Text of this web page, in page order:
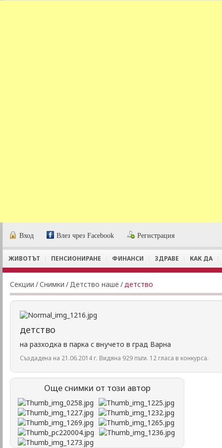
Вход Влез чрез Facebook Регистрация
ЖИВОТЪТ ПЕНСИОНИРАНЕ ФИНАНСИ ЗДРАВЕ КАК ДА
Секции /Снимки /Детство наше /детство
детство
на разходка в парка с внучето в град Варна
Създадена на 21.06.2014 г. Видяна 929 пъти. 12 гласа в конкурса.
Още снимки от този автор